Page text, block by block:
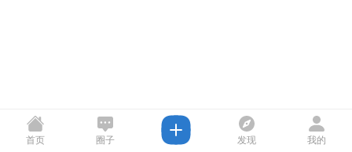
首页 圈子 发现 我的